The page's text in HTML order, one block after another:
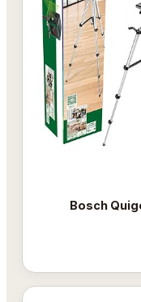
Bosch